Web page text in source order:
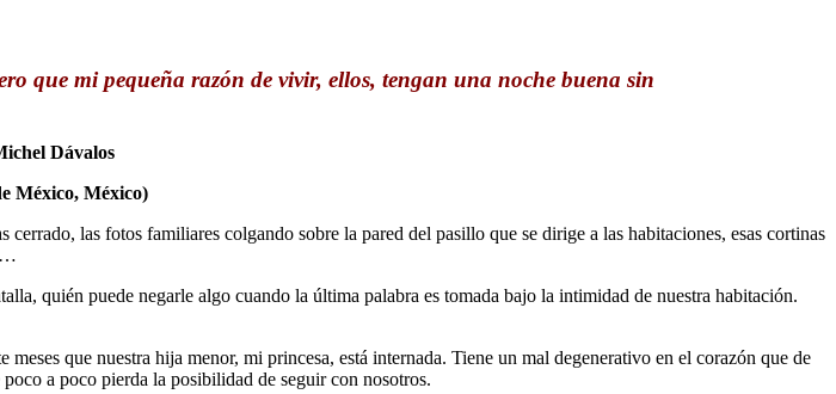
que mi pequeña razón de vivir, ellos, tengan una noche buena sin
Dávalos
México, México)
las fotos familiares colgando sobre la pared del pasillo que se dirige a las habitaciones, esas cortinas
quién puede negarle algo cuando la última palabra es tomada bajo la intimidad de nuestra habitación.
que nuestra hija menor, mi princesa, está internada. Tiene un mal degenerativo en el corazón que de
a poco pierda la posibilidad de seguir con nosotros.